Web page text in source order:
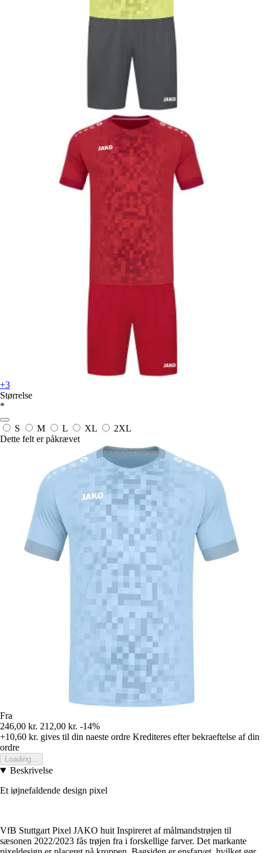
+3
Størrelse
*
S M L XL
2XL
Dette felt er påkrævet
Fra
246,00 kr. 212,00 kr. -14%
+10,60 kr. gives til din naeste ordre Krediteres efter bekraeftelse af din
ordre
Loading...
Beskrivelse
Et iøjnefaldende design pixel
VfB Stuttgart Pixel JAKO huit Inspireret af målmandstrøjen til
sæsonen 2022/2023 fås trøjen fra i forskellige farver. Det markante